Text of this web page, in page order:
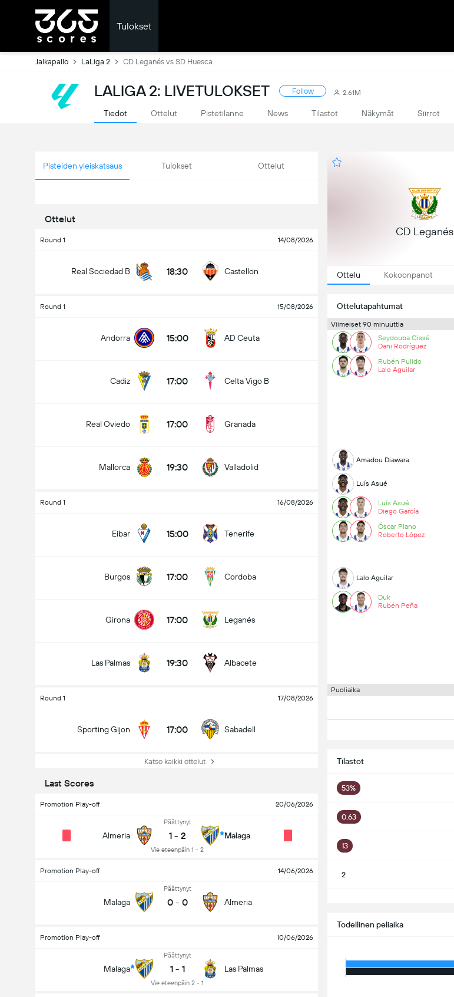
Tulokset
Jalkapallo LaLiga 2 CD Leganés vs SD Huesca
LALIGA 2: LIVETULOKSET Follow 2.61M
Tiedot Ottelut Pistetilanne News Tilastot Näkymät Siirrot
Pisteiden yleiskatsaus Tulokset Ottelut
Ottelut
Round 1 14/08/2026
Real Sociedad B 18:30 Castellon
Round 1 15/08/2026
Andorra 15:00 AD Ceuta
Cadiz 17:00 Celta Vigo B
Real Oviedo 17:00 Granada
Mallorca 19:30 Valladolid
Round 1 16/08/2026
Eibar 15:00 Tenerife
Burgos 17:00 Cordoba
Girona 17:00 Leganés
Las Palmas 19:30 Albacete
Round 1 17/08/2026
Sporting Gijon 17:00 Sabadell
Katso kaikki ottelut
Last Scores
Promotion Play-off 20/06/2026
Almeria
Päättynyt
1 - 2
Vie eteenpäin 1 - 2
Malaga
Promotion Play-off 14/06/2026
Malaga
Päättynyt
0 - 0 Almeria
Promotion Play-off 10/06/2026
Malaga
Päättynyt
1 - 1
Vie eteenpäin 2 - 1
Las Palmas
CD Leganés
Ottelu Kokoonpanot
Ottelutapahtumat
Viimeiset 90 minuuttia
Seydouba Cissé
Dani Rodríguez
Rubén Pulido
Lalo Aguilar
Amadou Diawara
Luís Asué
Luís Asué
Diego García
Óscar Plano
Roberto López
Lalo Aguilar
Duk
Rubén Peña
Puoliaika
Tilastot
53%
0.63
13
2
Todellinen peliaika